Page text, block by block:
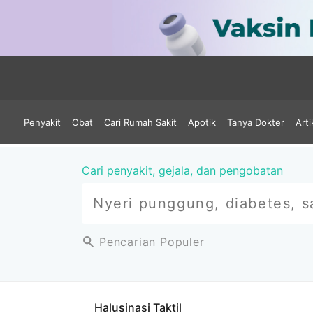
Penyakit Obat Cari Rumah Sakit Apotik Tanya Dokter
Cari penyakit, gejala, dan pengobatan
Pencarian Populer
Halusinasi Taktil